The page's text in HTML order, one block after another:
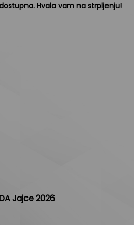
Hvala vam na strpljenju!
Jajce 2026